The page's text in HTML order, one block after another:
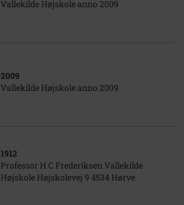
Vallekilde Højskole anno 2009
2009
Vallekilde Højskole anno 2009
1912
Professor H C Frederiksen Vallekilde
Højskole Højskolevej 9 4534 Hørve